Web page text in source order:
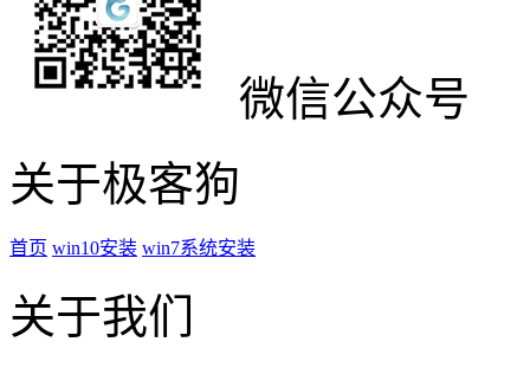
微信公众号
关于极客狗
首页 win10安装 win7系统安装
关于我们